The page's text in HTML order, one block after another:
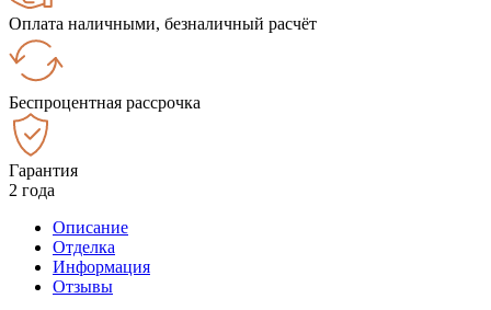
Оплата наличными, безналичный расчёт
Беспроцентная рассрочка
Гарантия
2 года
Описание
Отделка
Информация
Отзывы